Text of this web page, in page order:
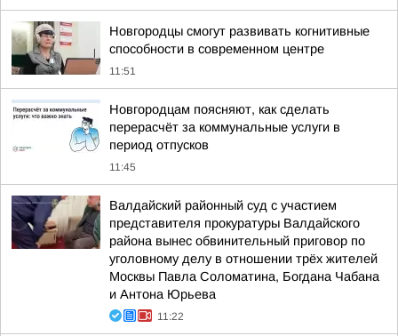
Новгородцы смогут развивать когнитивные
способности в современном центре
11:51
Новгородцам поясняют, как сделать
перерасчёт за коммунальные услуги в
период отпусков
11:45
Валдайский районный суд с участием
представителя прокуратуры Валдайского
района вынес обвинительный приговор по
уголовному делу в отношении трёх жителей
Москвы Павла Соломатина, Богдана Чабана
и Антона Юрьева
11:22